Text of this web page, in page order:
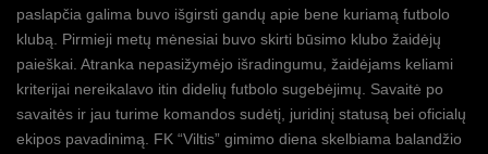
paslapčia galima buvo išgirsti gandų apie bene kuriamą futbolo
klubą. Pirmieji metų mėnesiai buvo skirti būsimo klubo žaidėjų
paieškai. Atranka nepasižymėjo išradingumu, žaidėjams keliami
kriterijai nereikalavo itin didelių futbolo sugebėjimų. Savaitė po
savaitės ir jau turime komandos sudėtį, juridinį statusą bei oficialų
ekipos pavadinimą. FK “Viltis” gimimo diena skelbiama balandžio